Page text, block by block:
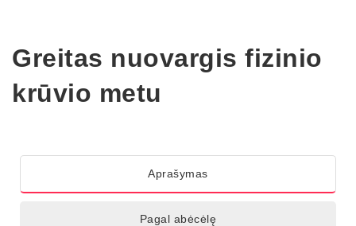
Greitas nuovargis fizinio
krūvio metu
Aprašymas
Pagal abėcėlę